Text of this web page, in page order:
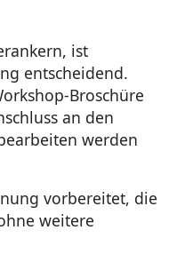
ist
entscheidend.
Broschüre
an den
werden
vorbereitet, die
weitere